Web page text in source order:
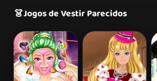
👗Jogos de Vestir Parecidos